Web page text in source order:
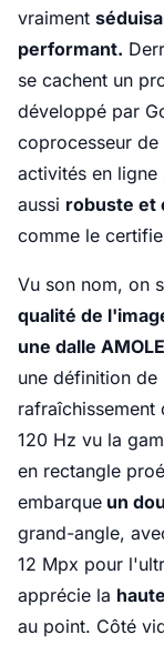
vraiment
performant.
se cachent un
développé par
coprocesseur de
activités en ligne
aussi robuste et
comme le
Vu son nom, on
qualité de
une dalle
une définition
120 Hz vu la
en rectangle
embarque un
grand-angle,
12 Mpx pour
apprécie la
au point. Côté